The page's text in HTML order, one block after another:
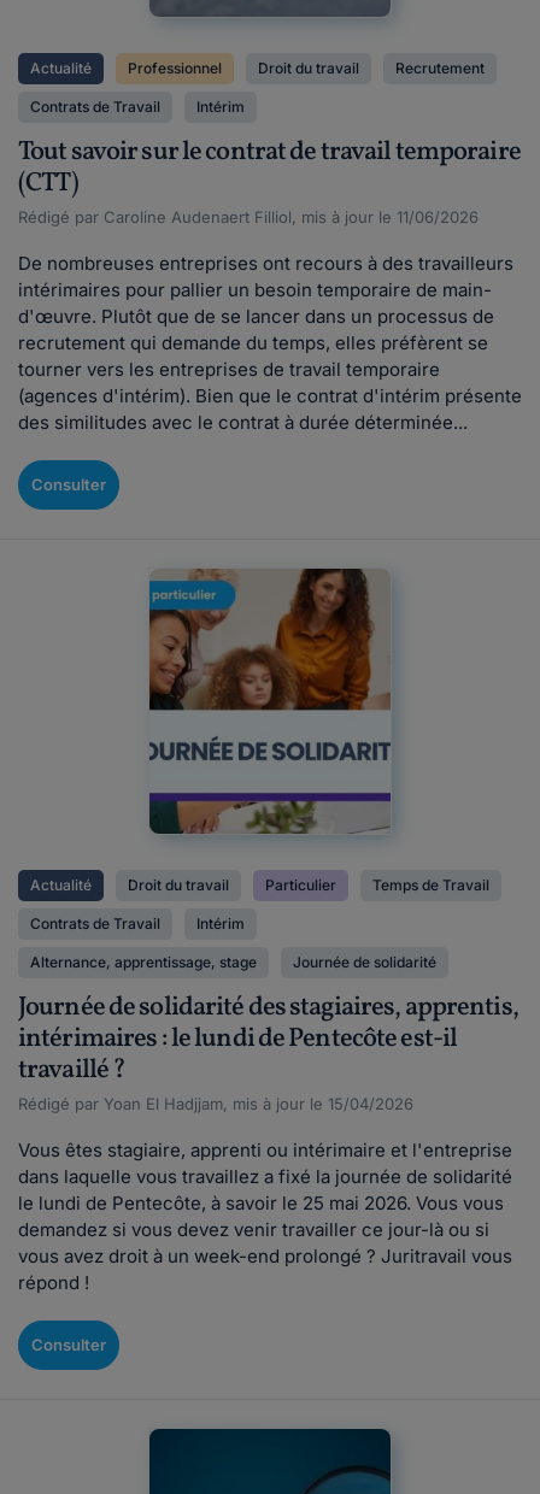
Actualité Professionnel Droit du travail Recrutement
Contrats de Travail Intérim
Tout savoir sur le contrat de travail temporaire
(CTT)
Rédigé par Caroline Audenaert Filliol, mis à jour le 11/06/2026
De nombreuses entreprises ont recours à des travailleurs
intérimaires pour pallier un besoin temporaire de main-
d'œuvre. Plutôt que de se lancer dans un processus de
recrutement qui demande du temps, elles préfèrent se
tourner vers les entreprises de travail temporaire
(agences d'intérim). Bien que le contrat d'intérim présente
des similitudes avec le contrat à durée déterminée...
Consulter
Actualité Droit du travail Particulier Temps de Travail
Contrats de Travail Intérim
Alternance, apprentissage, stage Journée de solidarité
Journée de solidarité des stagiaires, apprentis,
intérimaires : le lundi de Pentecôte est-il
travaillé ?
Rédigé par Yoan El Hadjjam, mis à jour le 15/04/2026
Vous êtes stagiaire, apprenti ou intérimaire et l'entreprise
dans laquelle vous travaillez a fixé la journée de solidarité
le lundi de Pentecôte, à savoir le 25 mai 2026. Vous vous
demandez si vous devez venir travailler ce jour-là ou si
vous avez droit à un week-end prolongé ? Juritravail vous
répond !
Consulter